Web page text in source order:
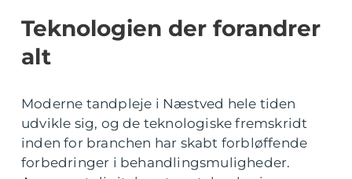
Teknologien der forandrer
alt
Moderne tandpleje i Næstved hele tiden
udvikle sig, og de teknologiske fremskridt
inden for branchen har skabt forbløffende
forbedringer i behandlingsmuligheder.